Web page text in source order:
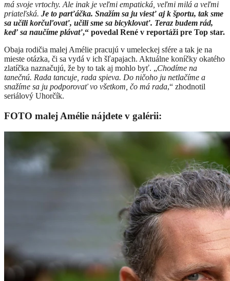
má svoje vrtochy. Ale inak je veľmi empatická, veľmi milá a veľmi
priateľská. Je to parťáčka. Snažím sa ju viesť aj k športu, tak sme
sa učili korčuľovať, učili sme sa bicyklovať. Teraz budem rád,
keď sa naučíme plávať,“ povedal René v reportáži pre Top star.
Obaja rodičia malej Amélie pracujú v umeleckej sfére a tak je na
mieste otázka, či sa vydá v ich šľapajach. Aktuálne koníčky okatého
zlatíčka naznačujú, že by to tak aj mohlo byť. „Chodíme na
tanečnú. Rada tancuje, rada spieva. Do ničoho ju netlačíme a
snažíme sa ju podporovať vo všetkom, čo má rada,“ zhodnotil
seriálový Uhorčík.
FOTO malej Amélie nájdete v galérii: